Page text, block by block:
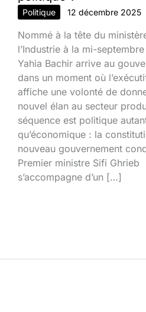
Politique 12 décembre 2025
Nommé à la tête du
l’Industrie à la mi-
Yahia Bachir arrive au
dans un moment où
affiche une volonté de
nouvel élan au secteur
séquence est politique
qu’économique : la
nouveau gouvernement
Premier ministre Sifi Ghrieb
s’accompagne d’un […]